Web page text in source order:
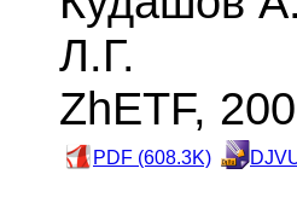
Л.Г.
ZhETF,
PDF (608.3K)